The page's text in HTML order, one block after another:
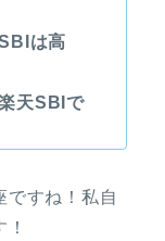
は高
天SBIで
ですね！私自